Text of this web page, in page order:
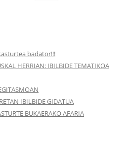
badator!!!
HERRIAN: IBILBIDE TEMATIKOA
IBILBIDE GIDATUA
BUKAERAKO AFARIA